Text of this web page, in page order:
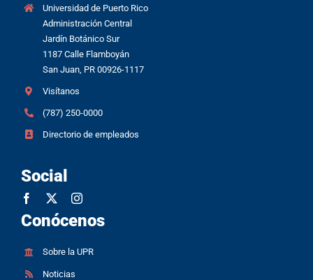
Universidad de Puerto Rico
Administración Central
Jardín Botánico Sur
1187 Calle Flamboyán
San Juan, PR 00926-1117
Visítanos
(787) 250-0000
Directorio de empleados
Social
Conócenos
Sobre la UPR
Noticias